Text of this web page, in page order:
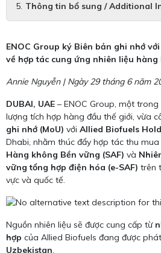
Thông tin bổ sung / Additional
ENOC Group ký Biên bản ghi nhớ
về hợp tác cung ứng nhiên liệu
Annie Nguyễn | Ngày 29 tháng 6 năm
DUBAI, UAE – ENOC Group, một
lượng tích hợp hàng đầu thế giới, vừa
ghi nhớ (MoU) với Allied Biofuels
Dhabi, nhằm thúc đẩy hợp tác thu
Hàng không Bền vững (SAF) và
vững tổng hợp điện hóa (e-SAF) trên
vực và quốc tế.
Nguồn nhiên liệu sẽ được cung cấp từ
hợp của Allied Biofuels đang được
Uzbekistan.